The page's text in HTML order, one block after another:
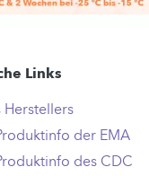
Links
der EMA
des CDC